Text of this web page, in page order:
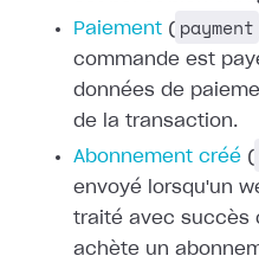
Paiement ( payment
commande est
données de
de la transaction.
Abonnement créé (
envoyé lorsqu'un
traité avec succès
achète un